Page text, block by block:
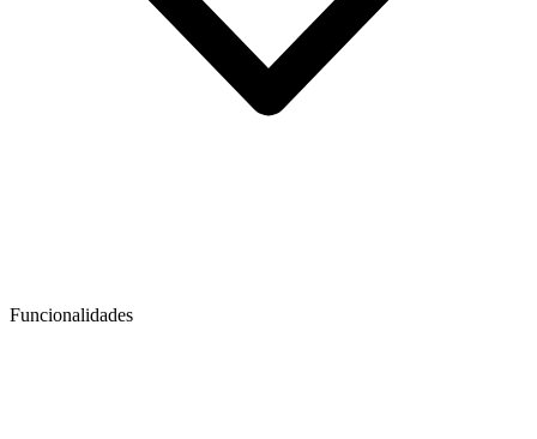
Funcionalidades